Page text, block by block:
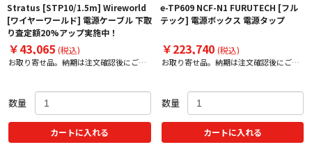
Stratus [STP10/1.5m] Wireworld
[ワイヤーワールド] 電源ケーブル 下取
り査定額20%アップ実施中！
￥43,065 (税込)
お取り寄せ品。納期は注文確認後にご案
数量
カートに入れる
e-TP609 NCF-N1 FURUTECH [フル
テック] 電源ボックス 電源タップ
￥223,740 (税込)
お取り寄せ品。納期は注文確認後にご案
数量
カートに入れる